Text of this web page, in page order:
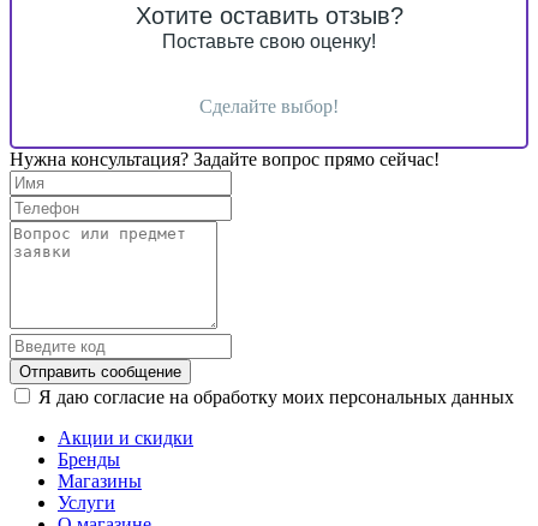
Хотите оставить отзыв?
Поставьте свою оценку!
Сделайте выбор!
Нужна консультация? Задайте вопрос прямо сейчас!
Отправить сообщение
Я даю согласие на обработку моих персональных данных
Акции и скидки
Бренды
Магазины
Услуги